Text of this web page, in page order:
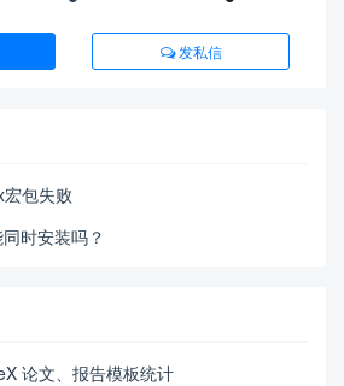
发私信
包失败
时安装吗？
论文、报告模板统计